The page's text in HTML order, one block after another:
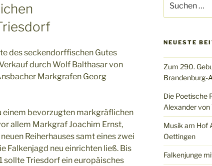
des seckendorffischen Gutes
durch Wolf Balthasar von
Markgrafen Georg
einem bevorzugten markgräflichen
allem Markgraf Joachim Ernst,
Reiherhauses samt eines zwei
Falkenjagd neu einrichten ließ. Bis
sollte Triesdorf ein europäisches
nach:
NEUESTE
Zum 290.
Brandenburg-
Die Poetische
Alexander
Musik am Hof
Oettingen
Falkenjunge